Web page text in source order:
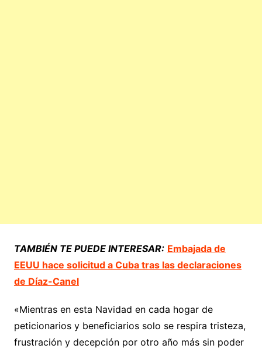
TAMBIÉN TE PUEDE INTERESAR: Embajada de
EEUU hace solicitud a Cuba tras las declaraciones
de Díaz-Canel
«Mientras en esta Navidad en cada hogar de
peticionarios y beneficiarios solo se respira tristeza,
frustración y decepción por otro año más sin poder